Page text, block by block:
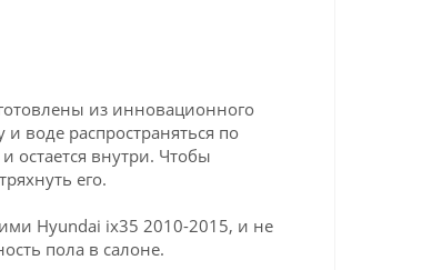
из инновационного
и воде распространяться по
остается внутри. Чтобы
его.
Hyundai ix35 2010-2015, и не
пола в салоне.